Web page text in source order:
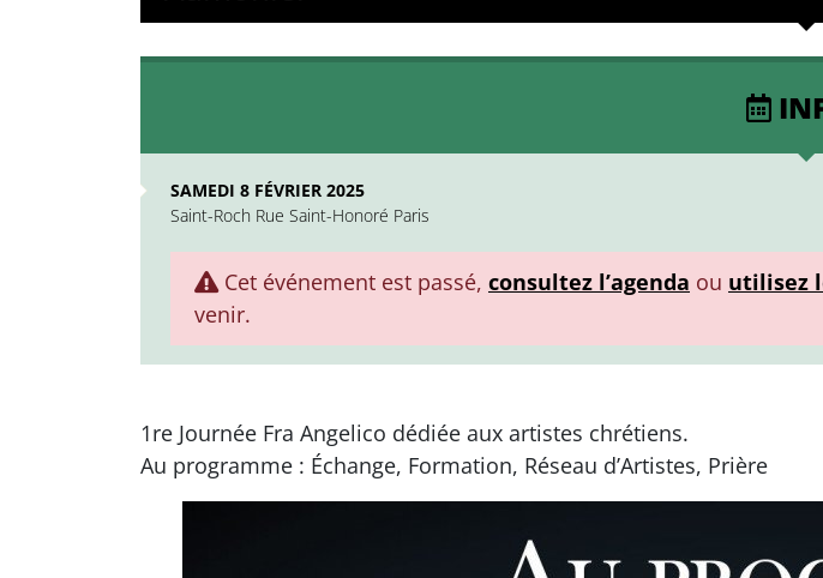
SAMEDI 8 FÉVRIER 2025
Saint-Roch Rue Saint-Honoré Paris
Cet événement est passé, consultez l’agenda ou utilisez
venir.
1re Journée Fra Angelico dédiée aux artistes chrétiens.
Au programme : Échange, Formation, Réseau d’Artistes, Prière